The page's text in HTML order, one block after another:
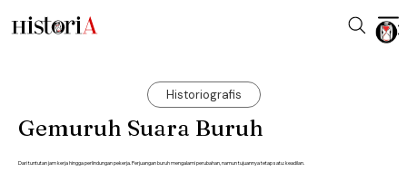
Historiografis
Gemuruh Suara Buruh
Dari tuntutan jam kerja hingga perlindungan pekerja. Perjuangan buruh mengalami perubahan, namun tujuannya tetap satu: keadilan.